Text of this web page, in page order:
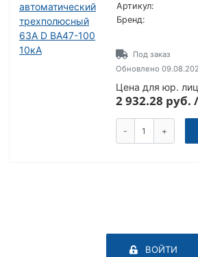
Артикул:
Бренд:
Под заказ
Обновлено
Цена для юр.
2 932.28 руб.
- +
ВОЙТИ